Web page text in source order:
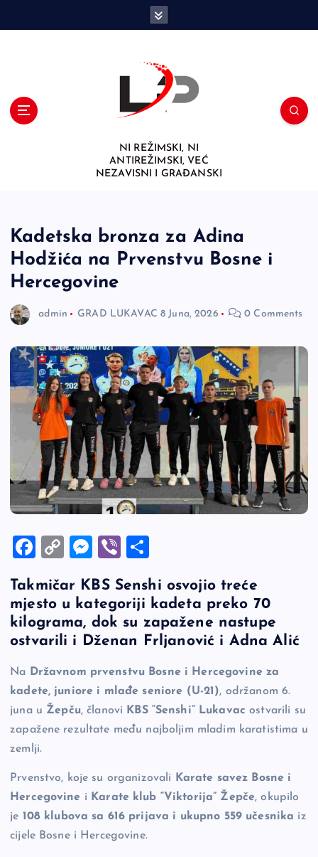
NI REŽIMSKI, NI
ANTIREŽIMSKI, VEĆ
NEZAVISNI I GRAĐANSKI
Kadetska bronza za Adina
Hodžića na Prvenstvu Bosne i
Hercegovine
admin GRAD LUKAVAC 8 Juna, 2026 0 Comments
F
c
e
b
o
k
C
p
y
Li
k
M
se
n
g
Vi
er ar
e
Takmičar KBS Senshi osvojio treće
mjesto u kategoriji kadeta preko 70
kilograma, dok su zapažene nastupe
ostvarili i Dženan Frljanović i Adna Alić
Na Državnom prvenstvu Bosne i Hercegovine za
kadete, juniore i mlađe seniore (U-21), održanom 6.
juna u Žepču, članovi KBS “Senshi” Lukavacostvarili su
zapažene rezultate među najboljim mladim karatistima u
zemlji.
Prvenstvo, koje su organizovali Karate savez Bosne i
Hercegovine i Karate klub “Viktorija” Žepče, okupilo
je 108 klubova sa 616 prijava i ukupno 559 učesnika iz
cijele Bosne i Hercegovine.